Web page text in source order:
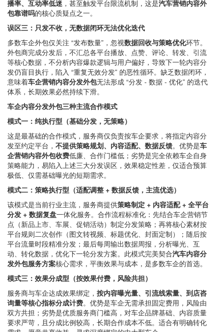
播率、互动率低迷 ，甚至触发平台限流机制，这是汽车营销内容外
包靠谱吗的核心质疑点之一。
误区三：只发不收，无数据闭环无法优化迭代
多数车企外包仅关注 “发布数量”，忽视数据回收与策略优化环节。
外包商完成分发后，不汇总各平台播放、点赞、评论、转发、引流
等核心数据，不分析内容爆款逻辑与用户偏好，导致下一轮内容分
发仍盲目执行，陷入 “重复无效分发” 的恶性循环。缺乏数据闭环，
意味着车企营销内容分发外包无法形成 “分发 - 数据 - 优化” 的迭代
体系，长期效果必然持续下滑。
车企内容分发外包三种主流合作模式
模式一：纯执行型（基础分发，无策略）
这是最基础的合作模式，服务商仅负责按车企要求，将指定内容分
发至约定平台， 不提供策略规划、内容适配、数据反馈。优势是车
企营销内容外包收费低廉、合作门槛低；劣势是完全依赖车企自身
策略能力，易陷入上述三大分发误区，效果稳定性差，仅适合预算
极低、仅需基础曝光的短期需求。
模式二：策略执行型（适配调整 + 数据反馈，主流优选）
该模式是当前行业主流，服务商提供策略制定 + 内容适配 + 全平台
分发 + 数据复盘一体化服务。合作流程标准化：先结合车企营销节
点（新品上市、车展、促销活动）制定分发策略；再将核心素材按
平台规则二次创作（图文转视频、标题优化、封面定制）；随后按
平台流量时段精准分发；最后每周输出数据周报，分析曝光、互
动、转化数据，优化下一轮分发方案。此模式完美契合汽车内容分
发外包服务方案核心需求，平衡效果与成本，是多数车企的首选。
模式三：效果分成型（按效果付费，风险共担）
服务商与车企达成效果绑定， 按内容曝光量、引流线索量、到店咨
询量等核心指标分成计费。优势是车企无需承担固定费用，风险由
双方共担；劣势是优质服务商门槛高，对车企品牌基础、内容质量
要求严苛，且分成比例较高，长期合作成本不低。适合有明确转化